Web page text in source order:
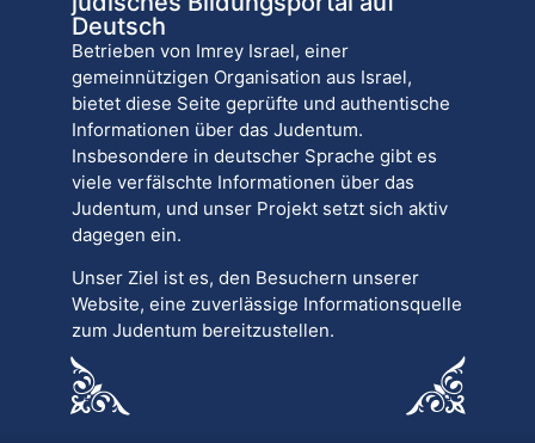
Deutsch
Betrieben von Imrey Israel, einer
gemeinnützigen Organisation aus Israel,
bietet diese Seite geprüfte und authentische
Informationen über das Judentum.
Insbesondere in deutscher Sprache gibt es
viele verfälschte Informationen über das
Judentum, und unser Projekt setzt sich aktiv
dagegen ein.
Unser Ziel ist es, den Besuchern unserer
Website, eine zuverlässige Informationsquelle
zum Judentum bereitzustellen.